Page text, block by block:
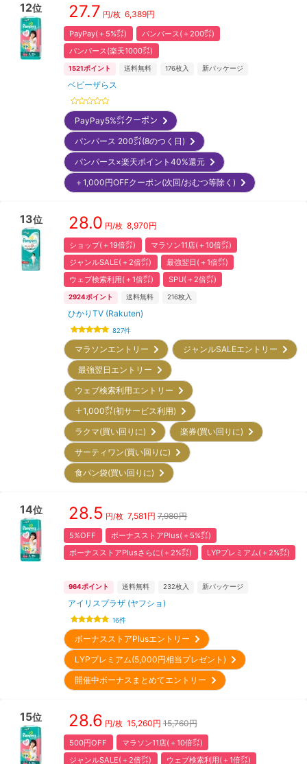
12位 27.7 円/枚 6,389円
PayPay(＋5%㌽)
パンパース(＋200㌽)
パンパース(楽天1000㌽)
1521 ポイント 送料無料 176枚入 新パッケージ
ベビーザらス
PayPay5%㌽クーポン
パンパース 200㌽(8のつく日)
パンパース×楽天ポイント40%還元
＋1,000円OFFクーポン(次回/おむつ等除く)
13位 28.0 円/枚 8,970円
ショップ(＋19倍㌽)
マラソン11店(＋10倍㌽)
ジャンルSALE(＋2倍㌽)
最強翌日(＋1倍㌽)
ウェブ検索利用(＋1倍㌽)
SPU(＋2倍㌽)
2924ポイント 送料無料 216枚入
ひかりTV (Rakuten)
827件
マラソンエントリー
ジャンルSALEエントリー
最強翌日エントリー
ウェブ検索利用エントリー
＋1,000㌽(初サービス利用)
ラクマ(買い回りに)
楽券(買い回りに)
サーティワン(買い回りに)
食パン袋(買い回りに)
14位 28.5 円/枚 7,581 円 7,980円
5%OFF
ボーナスストアPlus(＋5%㌽)
ボーナスストアPlusさらに(＋2%㌽)
LYPプレミアム(＋2%㌽)
964ポイント 送料無料 232枚入 新パッケージ
アイリスプラザ (ヤフショ)
16件
ボーナスストアPlusエントリー
LYPプレミアム(5,000円相当プレゼント)
開催中ボーナスまとめてエントリー
15位 28.6 円/枚 15,260円 15,760円
500円OFF
マラソン11店(＋10倍㌽)
ジャンルSALE(＋2倍㌽)
ウェブ検索利用(＋1倍㌽)